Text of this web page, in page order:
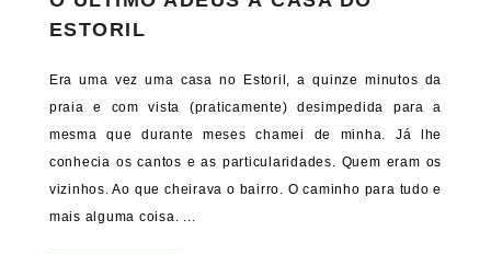
ESTORIL
Era uma vez uma casa no Estoril, a quinze minutos da
praia e com vista (praticamente) desimpedida para a
mesma que durante meses chamei de minha. Já lhe
conhecia os cantos e as particularidades. Quem eram os
vizinhos. Ao que cheirava o bairro. O caminho para tudo e
mais alguma coisa. ...